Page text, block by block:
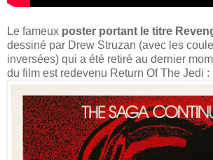
Le fameux poster portant le titre
dessiné par Drew Struzan (avec les
inversées) qui a été retiré au dernier
du film est redevenu Return Of The Jedi :